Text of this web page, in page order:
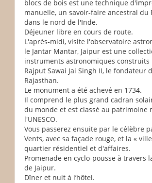
blocs de bois est une technique
manuelle, un savoir-faire ancestral du
dans le nord de l'Inde.
Déjeuner libre en cours de route.
L'après-midi, visite l'observatoire
le Jantar Mantar, Jaipur est une
instruments astronomiques construits
Rajput Sawai Jai Singh II, le fondateur
Rajasthan.
Le monument a été achevé en 1734.
Il comprend le plus grand cadran
du monde et est classé au patrimoine
l'UNESCO.
Vous passerez ensuite par le célèbre
Vents, avec sa façade rouge, et la «
quartier résidentiel et d'affaires.
Promenade en cyclo-pousse à travers
de Jaipur.
Dîner et nuit à l’hôtel.